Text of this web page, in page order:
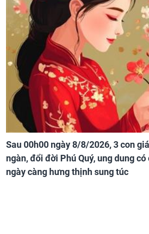
Sau 00h00 ngày 8/8/2026, 3 con
ngàn, đổi đời Phú Quý, ung dung
ngày càng hưng thịnh sung túc